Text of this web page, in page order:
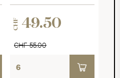
CHF 49.50
CHF 55.00